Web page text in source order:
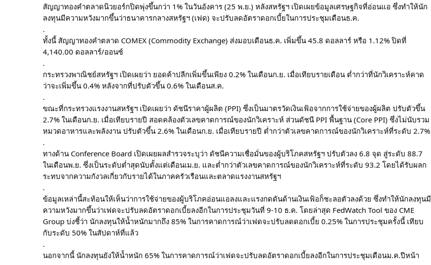
สัญญาทองคำตลาดนิวยอร์กปิดพุ่งขึ้นกว่า 1% ในวันอังคาร (25 พ.ย.) หลังสหรัฐฯ เปิดเผยข้อมูลเศรษฐกิจที่อ่อนแอ ซึ่งทำให้นัก
ลงทุนมีความหวังมากขึ้นว่าธนาคารกลางสหรัฐฯ (เฟด) จะปรับลดอัตราดอกเบี้ยในการประชุมเดือนธ.ค.
.
ทั้งนี้ สัญญาทองคำตลาด COMEX (Commodity Exchange) ส่งมอบเดือนธ.ค. เพิ่มขึ้น 45.8 ดอลลาร์ หรือ 1.12% ปิดที่
4,140.00 ดอลลาร์/ออนซ์
.
กระทรวงพาณิชย์สหรัฐฯ เปิดเผยว่า ยอดค้าปลีกเพิ่มขึ้นเพียง 0.2% ในเดือนก.ย. เมื่อเทียบรายเดือน ต่ำกว่าที่นักวิเคราะห์คาด
ว่าจะเพิ่มขึ้น 0.4% หลังจากที่ปรับตัวขึ้น 0.6% ในเดือนส.ค.
.
ขณะที่กระทรวงแรงงานสหรัฐฯ เปิดเผยว่า ดัชนีราคาผู้ผลิต (PPI) ซึ่งเป็นมาตรวัดเงินเฟ้อจากการใช้จ่ายของผู้ผลิต ปรับตัวขึ้น
2.7% ในเดือนก.ย. เมื่อเทียบรายปี สอดคล้องตัวเลขคาดการณ์ของนักวิเคราะห์ ส่วนดัชนี PPI พื้นฐาน (Core PPI) ซึ่งไม่นับรวม
หมวดอาหารและพลังงาน ปรับตัวขึ้น 2.6% ในเดือนก.ย. เมื่อเทียบรายปี ต่ำกว่าตัวเลขคาดการณ์ของนักวิเคราะห์ที่ระดับ 2.7%
.
ทางด้าน Conference Board เปิดเผยผลสำรวจระบุว่า ดัชนีความเชื่อมั่นของผู้บริโภคสหรัฐฯ ปรับตัวลง 6.8 จุด สู่ระดับ 88.7
ในเดือนพ.ย. ซึ่งเป็นระดับต่ำสุดนับตั้งแต่เดือนเม.ย. และต่ำกว่าตัวเลขคาดการณ์ของนักวิเคราะห์ที่ระดับ 93.2 โดยได้รับผลก
ระทบจากความกังวลเกี่ยวกับรายได้ในภาคครัวเรือนและตลาดแรงงานสหรัฐฯ
.
ข้อมูลเหล่านี้สะท้อนให้เห็นว่าการใช้จ่ายของผู้บริโภคอ่อนแอลงและแรงกดดันด้านเงินเฟ้อก็ชะลอตัวลงด้วย ซึ่งทำให้นักลงทุนมี
ความหวังมากขึ้นว่าเฟดจะปรับลดอัตราดอกเบี้ยลงอีกในการประชุมวันที่ 9-10 ธ.ค. โดยล่าสุด FedWatch Tool ของ CME
Group บ่งชี้ว่า นักลงทุนให้น้ำหนักมากถึง 85% ในการคาดการณ์ว่าเฟดจะปรับลดดอกเบี้ย 0.25% ในการประชุมครั้งนี้ เทียบ
กับระดับ 50% ในสัปดาห์ที่แล้ว
.
นอกจากนี้ นักลงทุนยังให้น้ำหนัก 65% ในการคาดการณ์ว่าเฟดจะปรับลดอัตราดอกเบี้ยลงอีกในการประชุมเดือนม.ค.ปีหน้า